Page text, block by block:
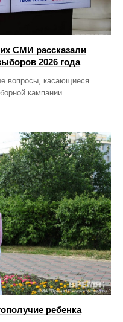
СМИ рассказали
2026 года
вопросы, касающиеся
кампании.
ребенка